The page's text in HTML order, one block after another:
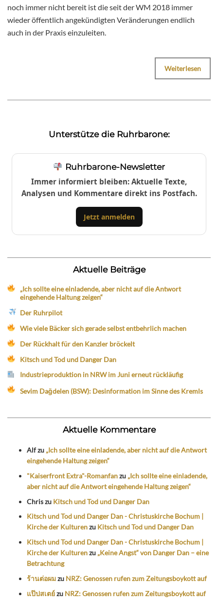
noch immer nicht bereit ist die seit der WM 2018 immer
wieder öffentlich angekündigten Veränderungen endlich
auch in der Praxis einzuleiten.
Weiterlesen
Unterstütze die Ruhrbarone:
Ruhrbarone-Newsletter
Immer informiert bleiben: Aktuelle Texte,
Analysen und Kommentare direkt ins Postfach.
Jetzt anmelden
Aktuelle Beiträge
„Ich sollte eine einladende, aber nicht auf die Antwort
eingehende Haltung zeigen“
Der Ruhrpilot
Wie viele Bäcker sich gerade selbst entbehrlich machen
Der Rückhalt für den Kanzler bröckelt
Kitsch und Tod und Danger Dan
Industrieproduktion in NRW im Juni erneut rückläufig
Sevim Dağdelen (BSW): Desinformation im Sinne des Kremls
Aktuelle Kommentare
Alfzu „Ich sollte eine einladende, aber nicht auf die Antwort
eingehende Haltung zeigen“
"Kaiserfront Extra"-Romanfanzu „Ich sollte eine einladende,
aber nicht auf die Antwort eingehende Haltung zeigen“
Chriszu Kitsch und Tod und Danger Dan
Kitsch und Tod und Danger Dan - Christuskirche Bochum |
Kirche der Kulturenzu Kitsch und Tod und Danger Dan
Kitsch und Tod und Danger Dan - Christuskirche Bochum |
Kirche der Kulturenzu „Keine Angst“ von Danger Dan – eine
Betrachtung
ร้านต่อผมzu NRZ: Genossen rufen zum Zeitungsboykott auf
แป๊ปสเตย์zu NRZ: Genossen rufen zum Zeitungsboykott auf